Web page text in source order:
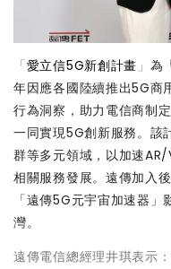
「愛立信5G新創計畫」 為
年因應各國陸續推出5G商
行為洞察，助力電信商制
一同實現5G創新服務。該
群等多元領域，以加速
相關服務發展。遠傳加入
「遠傳5G元宇宙加速器
灣。
遠傳電信總經理井琪表示